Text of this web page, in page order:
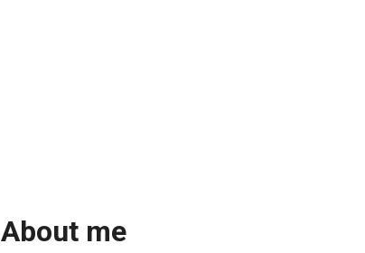
About me